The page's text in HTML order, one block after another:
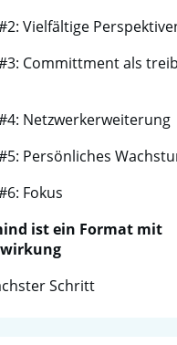
Vielfältige
Committment als
Netzwerkerweiterung
Persönliches
Fokus
ist ein Format mit
Schritt